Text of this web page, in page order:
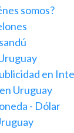
somos?
en
Uruguay
- Dólar